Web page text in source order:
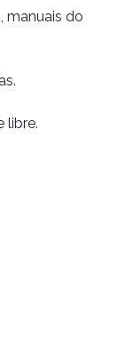
manuais do
libre.